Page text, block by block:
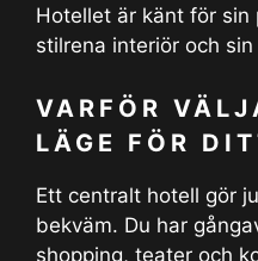
Hotellet är känt för sin
stilrena interiör och
VARFÖR
LÄGE FÖR
Ett centralt hotell gör
bekväm. Du har
shopping, teater och